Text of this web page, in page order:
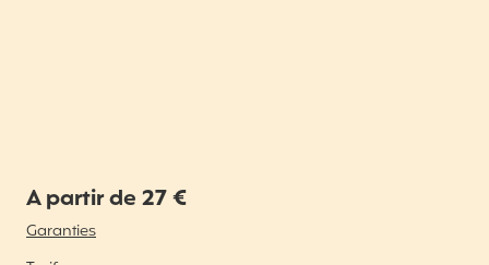
A partir de 27 €
Garanties